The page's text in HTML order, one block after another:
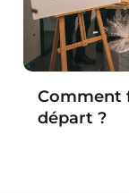
Comment
départ ?